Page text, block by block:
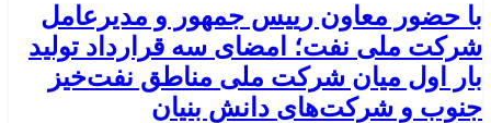
با حضور معاون رییس جمهور و مدیرعامل
شرکت ملی نفت؛ امضای سه قرارداد تولید
بار اول میان شرکت ملی مناطق نفت‌خیز
جنوب و شرکت‌های دانش بنیان